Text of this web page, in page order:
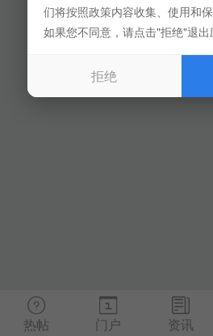
热帖 门户 资讯
们将按照政策内容收集、使用和保
如果您不同意，请点击"拒绝"退出
拒绝